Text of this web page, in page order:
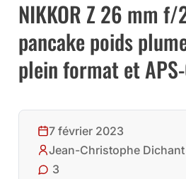
NIKKOR Z 26 mm
pancake poids
plein format et
7 février 2023
Jean-Christophe Dichant
3